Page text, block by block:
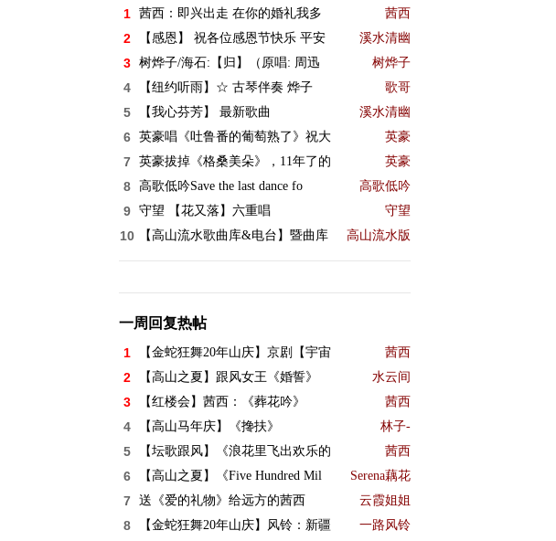
1 茜西：即兴出走 在你的婚礼我多 茜西
2 【感恩】 祝各位感恩节快乐 平安 溪水清幽
3 树烨子/海石:【归】（原唱: 周迅 树烨子
4 【纽约听雨】☆ 古琴伴奏 烨子 歌哥
5 【我心芬芳】 最新歌曲 溪水清幽
6 英豪唱《吐鲁番的葡萄熟了》祝大 英豪
7 英豪拔掉《格桑美朵》，11年了的 英豪
8 高歌低吟Save the last dance fo 高歌低吟
9 守望 【花又落】六重唱 守望
10 【高山流水歌曲库&电台】暨曲库 高山流水版
一周回复热帖
1 【金蛇狂舞20年山庆】京剧【宇宙 茜西
2 【高山之夏】跟风女王《婚誓》 水云间
3 【红楼会】茜西：《葬花吟》 茜西
4 【高山马年庆】《搀扶》 林子-
5 【坛歌跟风】《浪花里飞出欢乐的 茜西
6 【高山之夏】《Five Hundred Mil Serena藕花
7 送《爱的礼物》给远方的茜西 云霞姐姐
8 【金蛇狂舞20年山庆】风铃：新疆 一路风铃